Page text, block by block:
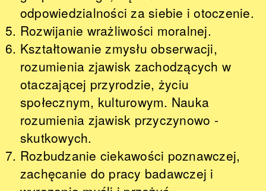
odpowiedzialności za siebie i otoczenie.
Rozwijanie wrażliwości moralnej.
Kształtowanie zmysłu obserwacji,
rozumienia zjawisk zachodzących w
otaczającej przyrodzie, życiu
społecznym, kulturowym. Nauka
rozumienia zjawisk przyczynowo -
skutkowych.
Rozbudzanie ciekawości poznawczej,
zachęcanie do pracy badawczej i